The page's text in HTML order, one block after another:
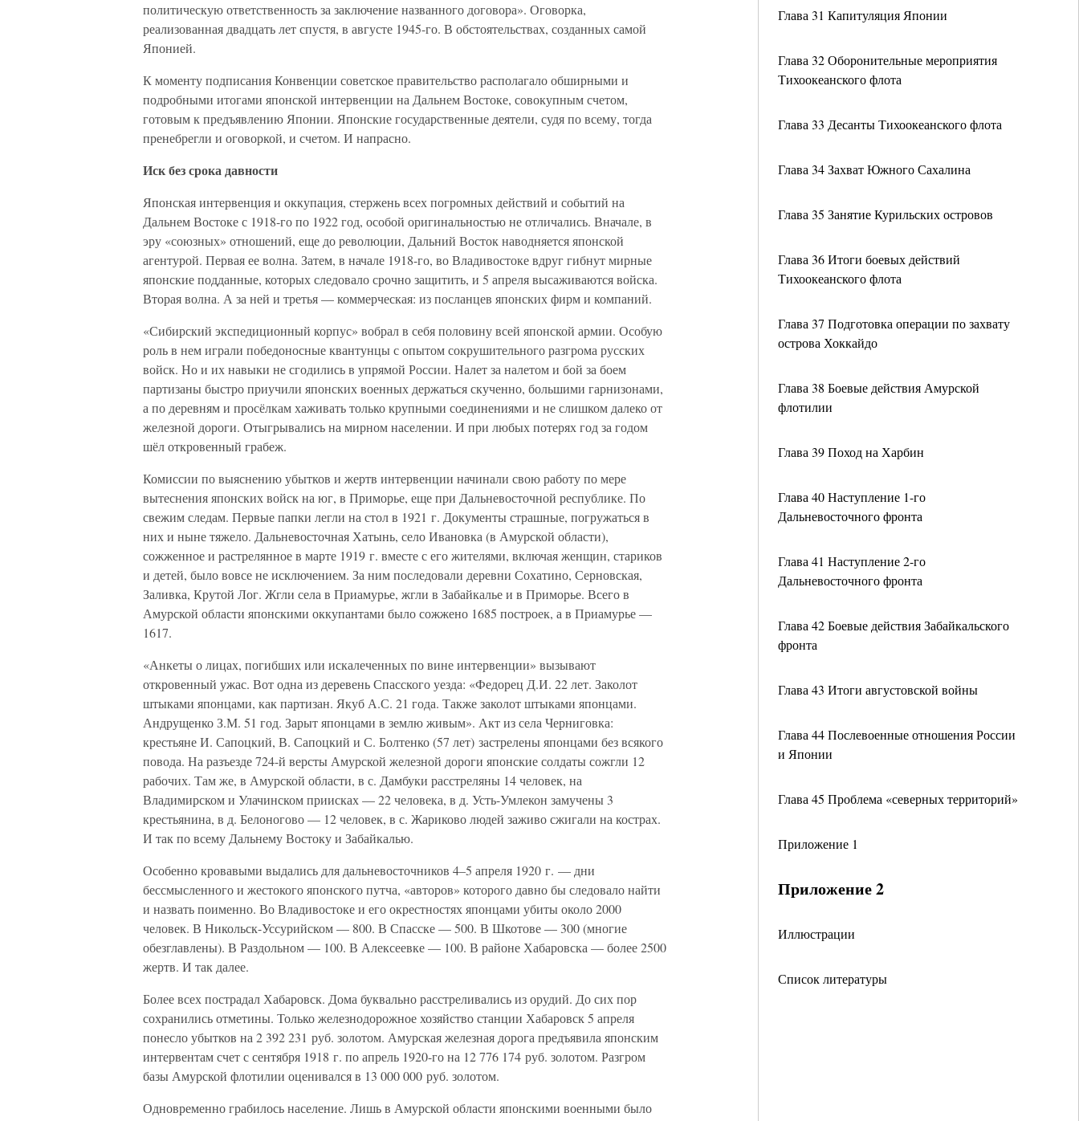
Глава 31 Капитуляция Японии
Глава 32 Оборонительные мероприятия
Тихоокеанского флота
Глава 33 Десанты Тихоокеанского флота
Глава 34 Захват Южного Сахалина
Глава 35 Занятие Курильских островов
Глава 36 Итоги боевых действий
Тихоокеанского флота
Глава 37 Подготовка операции по захвату
острова Хоккайдо
Глава 38 Боевые действия Амурской
флотилии
Глава 39 Поход на Харбин
Глава 40 Наступление 1-го
Дальневосточного фронта
Глава 41 Наступление 2-го
Дальневосточного фронта
Глава 42 Боевые действия Забайкальского
фронта
Глава 43 Итоги августовской войны
Глава 44 Послевоенные отношения России
и Японии
Глава 45 Проблема «северных территорий»
Приложение 1
Приложение 2
Иллюстрации
Список литературы
политическую ответственность за заключение названного договора». Оговорка,
реализованная двадцать лет спустя, в августе 1945-го. В обстоятельствах, созданных самой
Японией.
К моменту подписания Конвенции советское правительство располагало обширными и
подробными итогами японской интервенции на Дальнем Востоке, совокупным счетом,
готовым к предъявлению Японии. Японские государственные деятели, судя по всему, тогда
пренебрегли и оговоркой, и счетом. И напрасно.
Иск без срока давности
Японская интервенция и оккупация, стержень всех погромных действий и событий на
Дальнем Востоке с 1918-го по 1922 год, особой оригинальностью не отличались. Вначале, в
эру «союзных» отношений, еще до революции, Дальний Восток наводняется японской
агентурой. Первая ее волна. Затем, в начале 1918-го, во Владивостоке вдруг гибнут мирные
японские подданные, которых следовало срочно защитить, и 5 апреля высаживаются войска.
Вторая волна. А за ней и третья — коммерческая: из посланцев японских фирм и компаний.
«Сибирский экспедиционный корпус» вобрал в себя половину всей японской армии. Особую
роль в нем играли победоносные квантунцы с опытом сокрушительного разгрома русских
войск. Но и их навыки не сгодились в упрямой России. Налет за налетом и бой за боем
партизаны быстро приучили японских военных держаться скученно, большими гарнизонами,
а по деревням и просёлкам хаживать только крупными соединениями и не слишком далеко от
железной дороги. Отыгрывались на мирном населении. И при любых потерях год за годом
шёл откровенный грабеж.
Комиссии по выяснению убытков и жертв интервенции начинали свою работу по мере
вытеснения японских войск на юг, в Приморье, еще при Дальневосточной республике. По
свежим следам. Первые папки легли на стол в 1921 г. Документы страшные, погружаться в
них и ныне тяжело. Дальневосточная Хатынь, село Ивановка (в Амурской области),
сожженное и растрелянное в марте 1919 г. вместе с его жителями, включая женщин, стариков
и детей, было вовсе не исключением. За ним последовали деревни Сохатино, Серновская,
Заливка, Крутой Лог. Жгли села в Приамурье, жгли в Забайкалье и в Приморье. Всего в
Амурской области японскими оккупантами было сожжено 1685 построек, а в Приамурье —
1617.
«Анкеты о лицах, погибших или искалеченных по вине интервенции» вызывают
откровенный ужас. Вот одна из деревень Спасского уезда: «Федорец Д.И. 22 лет. Заколот
штыками японцами, как партизан. Якуб А.С. 21 года. Также заколот штыками японцами.
Андрущенко З.М. 51 год. Зарыт японцами в землю живым». Акт из села Черниговка:
крестьяне И. Сапоцкий, В. Сапоцкий и С. Болтенко (57 лет) застрелены японцами без всякого
повода. На разъезде 724-й версты Амурской железной дороги японские солдаты сожгли 12
рабочих. Там же, в Амурской области, в с. Дамбуки расстреляны 14 человек, на
Владимирском и Улачинском приисках — 22 человека, в д. Усть-Умлекон замучены 3
крестьянина, в д. Белоногово — 12 человек, в с. Жариково людей заживо сжигали на кострах.
И так по всему Дальнему Востоку и Забайкалью.
Особенно кровавыми выдались для дальневосточников 4–5 апреля 1920 г. — дни
бессмысленного и жестокого японского путча, «авторов» которого давно бы следовало найти
и назвать поименно. Во Владивостоке и его окрестностях японцами убиты около 2000
человек. В Никольск-Уссурийском — 800. В Спасске — 500. В Шкотове — 300 (многие
обезглавлены). В Раздольном — 100. В Алексеевке — 100. В районе Хабаровска — более 2500
жертв. И так далее.
Более всех пострадал Хабаровск. Дома буквально расстреливались из орудий. До сих пор
сохранились отметины. Только железнодорожное хозяйство станции Хабаровск 5 апреля
понесло убытков на 2 392 231 руб. золотом. Амурская железная дорога предъявила японским
интервентам счет с сентября 1918 г. по апрель 1920-го на 12 776 174 руб. золотом. Разгром
базы Амурской флотилии оценивался в 13 000 000 руб. золотом.
Одновременно грабилось население. Лишь в Амурской области японскими военными было